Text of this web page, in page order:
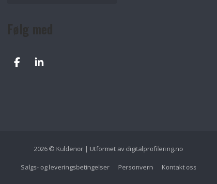
2026 © Kuldenor | Utformet av digitalprofilering.no
Salgs- og leveringsbetingelser Personvern Kontakt oss